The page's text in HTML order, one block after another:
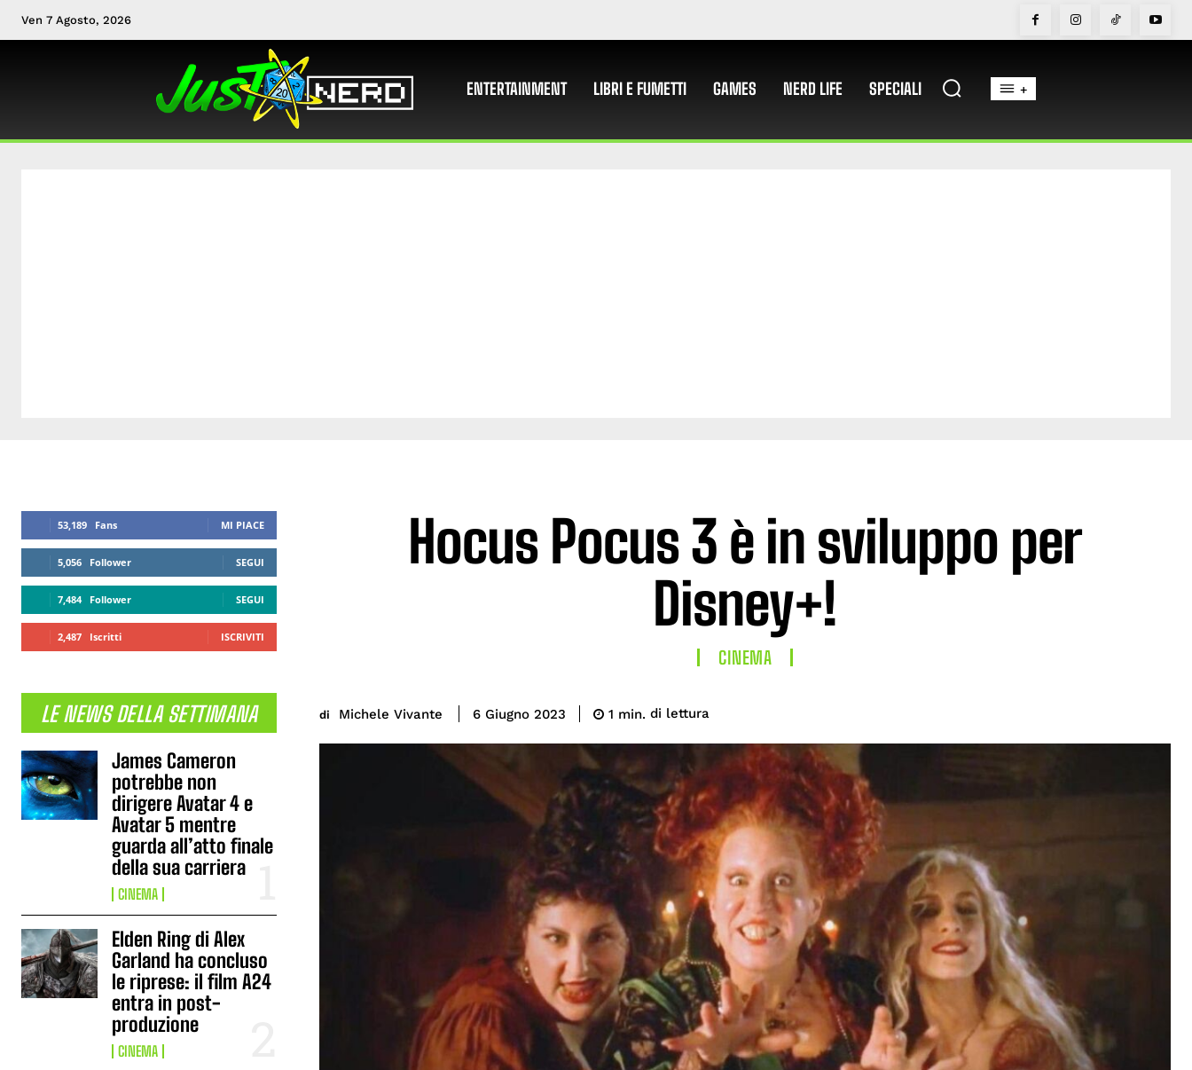
Ven 7 Agosto, 2026
ENTERTAINMENT LIBRI E FUMETTI GAMES NERD LIFE SPECIALI +
53,189 Fans MI PIACE
5,056 Follower SEGUI
7,484 Follower SEGUI
2,487 Iscritti ISCRIVITI
LE NEWS DELLA SETTIMANA
James Cameron
potrebbe non
dirigere Avatar 4 e
Avatar 5 mentre
guarda all’atto finale
della sua carriera
CINEMA
Elden Ring di Alex
Garland ha concluso
le riprese: il film A24
entra in post-
produzione
CINEMA
Hocus Pocus 3 è in sviluppo per
Disney+!
CINEMA
di Michele Vivante 6 Giugno 2023 1 min. di lettura